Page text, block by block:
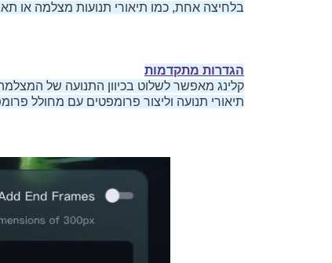
בלחיצה אחת, כמו תיאורי תנועות מצלמה או
הגדרות מתקדמות
קלינג מאפשר לשלוט בכיוון התנועה של
תיאורי תנועה וליצור פרומפטים עם מחולל